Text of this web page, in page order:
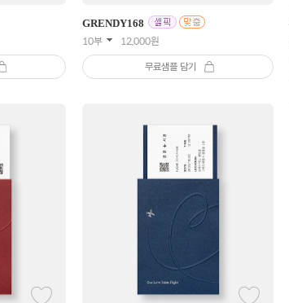
GRENDY168
10부 12,000원
무료샘플 담기